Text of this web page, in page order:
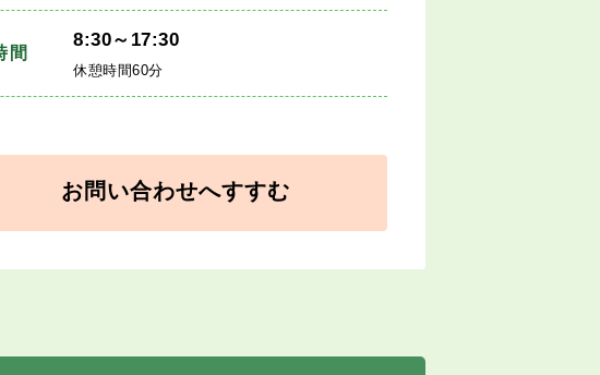
間
8:30～17:30
休憩時間60分
お問い合わせへすすむ